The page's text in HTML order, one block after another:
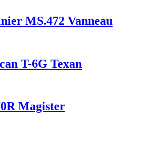
MS.472 Vanneau
T-6G Texan
Magister